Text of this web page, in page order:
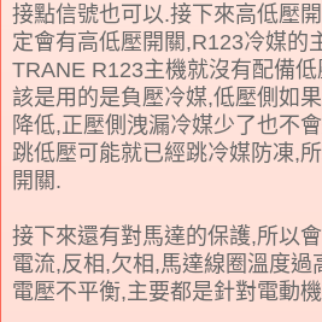
接點信號也可以.接下來高低壓
定會有高低壓開關,R123冷媒的
TRANE R123主機就沒有配備
該是用的是負壓冷媒,低壓側如
降低,正壓側洩漏冷媒少了也不
跳低壓可能就已經跳冷媒防凍,
開關.
接下來還有對馬達的保護,所以
電流,反相,欠相,馬達線圈溫度過
電壓不平衡,主要都是針對電動